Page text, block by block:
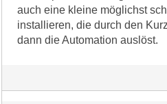
auch eine kleine möglichst
installieren, die durch den
dann die Automation auslöst.